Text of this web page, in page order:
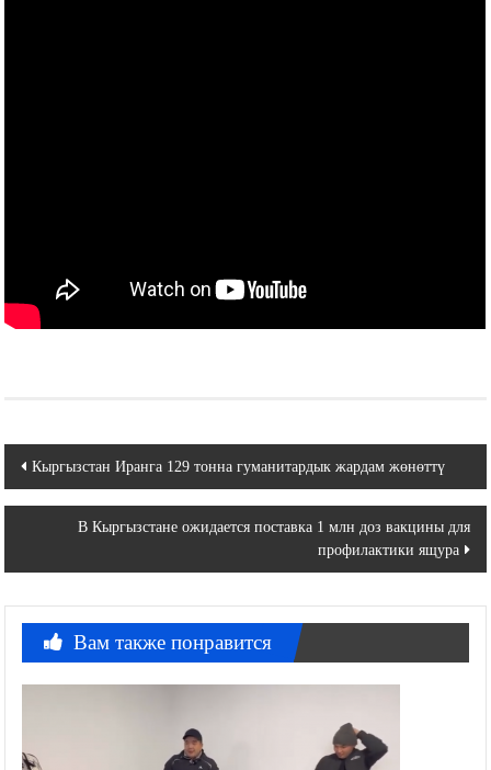
Навигация
по
записям
Кыргызстан Иранга 129 тонна гуманитардык жардам жөнөттү
В Кыргызстане ожидается поставка 1 млн доз вакцины для
профилактики ящура
Вам также понравится